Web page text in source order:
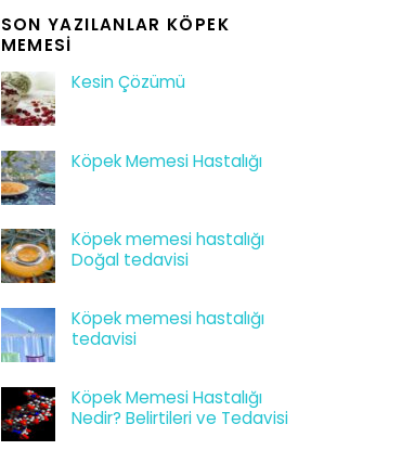
SON YAZILANLAR KÖPEK
MEMESI
Kesin Çözümü
Köpek Memesi Hastalığı
Köpek memesi hastalığı
Doğal tedavisi
Köpek memesi hastalığı
tedavisi
Köpek Memesi Hastalığı
Nedir? Belirtileri ve Tedavisi